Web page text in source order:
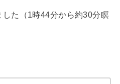
た（1時44分から約30分瞑